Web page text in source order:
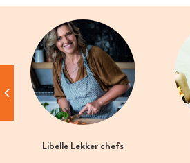
Libelle Lekker chefs